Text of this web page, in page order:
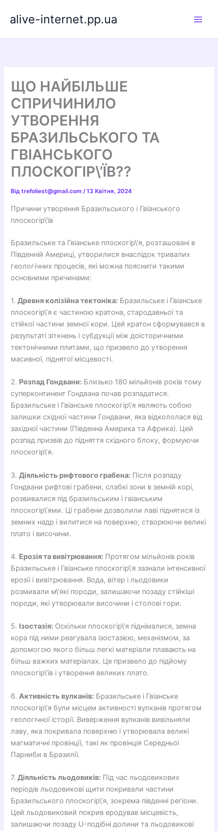
alive-internet.pp.ua
ЩО НАЙБІЛЬШЕ
СПРИЧИНИЛО
УТВОРЕННЯ
БРАЗИЛЬСЬКОГО ТА
ГВІАНСЬКОГО
ПЛОСКОГІР\’ЇВ??
Відtrefoliest@gmail.com/13 Квітня, 2024
Причини утворення Бразильського і Гвіанського
плоскогір\’їв
Бразильське та Гвіанське плоскогір\’я, розташовані в
Південній Америці, утворилися внаслідок тривалих
геологічних процесів, які можна пояснити такими
основними причинами:
1.Древня колізійна тектоніка: Бразильське і Гвіанське
плоскогір\’я є частиною кратона, стародавньої та
стійкої частини земної кори. Цей кратон сформувався в
результаті зіткнень і субдукції між доісторичними
тектонічними плитами, що призвело до утворення
масивної, піднятої місцевості.
2. Розпад Гондвани: Близько 180 мільйонів років тому
суперконтинент Гондвана почав розпадатися.
Бразильське і Гвіанське плоскогір\’я являють собою
залишки східної частини Гондвани, яка відкололася від
західної частини (Південна Америка та Африка). Цей
розпад призвів до підняття східного блоку, формуючи
плоскогір\’я.
3.Діяльність рифтового грабена: Після розпаду
Гондвани рифтові грабени, слабкі зони в земній корі,
розвивалися під бразильським і гвіанським
плоскогір\’ями. Ці грабени дозволили лаві піднятися із
земних надр і вилитися на поверхню, створюючи великі
плато і височини.
4. Ерозія та вивітрювання: Протягом мільйонів років
Бразильське і Гвіанське плоскогір\’я зазнали інтенсивної
ерозії і вивітрювання. Вода, вітер і льодовики
розмивали м\’які породи, залишаючи позаду стійкіші
породи, які утворювали височини і столові гори.
5. Ізостазія: Оскільки плоскогір\’я піднімалися, земна
кора під ними реагувала ізостазією, механізмом, за
допомогою якого більш легкі матеріали плавають на
більш важких матеріалах. Це призвело до підйому
плоскогір\’їв і утворення великих плато.
6.Активність вулканів: Бразильське і Гвіанське
плоскогір\’я були місцем активності вулканів протягом
геологічної історії. Виверження вулканів вивільняли
лаву, яка покривала поверхню і утворювала великі
магматичні провінції, такі як провінція Середньої
Парниби в Бразилії.
7.Діяльність льодовиків: Під час льодовикових
періодів льодовикові щити покривали частини
Бразильського плоскогір\’я, зокрема південні регіони.
Цей льодовиковий покрив еродував місцевість,
залишаючи позаду U-подібні долини та льодовикові